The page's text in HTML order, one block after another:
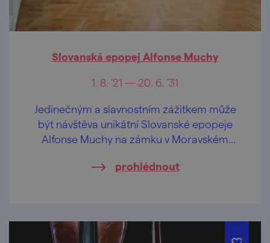
Slovanská epopej Alfonse Muchy
1. 8. '21 — 20. 6. '31
Jedinečným a slavnostním zážitkem může
být návštěva unikátní Slovanské epopeje
Alfonse Muchy na zámku v Moravském
prohlédnout